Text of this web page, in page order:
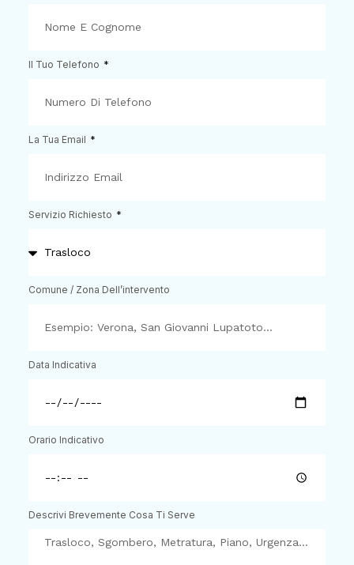
Il Tuo Telefono
La Tua Email
Servizio Richiesto
Comune / Zona Dell’intervento
Data Indicativa
Orario Indicativo
Descrivi Brevemente Cosa Ti Serve